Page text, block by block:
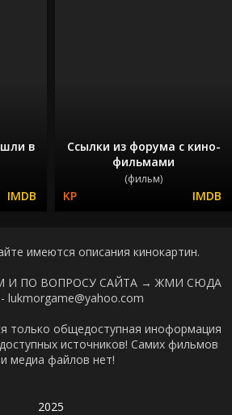
в
Ссылки из форума с кино-
фильмами
(фильм)
имеются описания кинокартин.
И ПО ВОПРОСУ САЙТА → ЖМИ СЮДА
lukmorgame@yahoo.com
только общедоступная иноформация
источников! Самих фильмов
медиа файлов нет!
2025